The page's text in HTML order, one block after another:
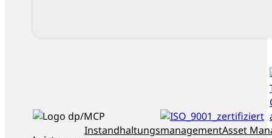
ISO_9001_zertifiziert
dankl+partnerInstandhaltungsmanagementAsset